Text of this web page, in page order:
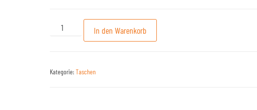
Modèle : PP Sac Non tissé #23 Menge
In den Warenkorb
Kategorie:Taschen